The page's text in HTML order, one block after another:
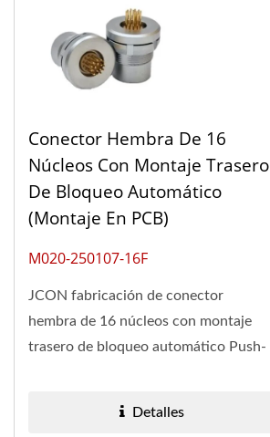
Conector Hembra De 16
Núcleos Con Montaje Trasero
De Bloqueo Automático
(montaje En PCB)
M020-250107-16F
JCON fabricación de conector
hembra de 16 núcleos con montaje
trasero de bloqueo automático Push-
Detalles